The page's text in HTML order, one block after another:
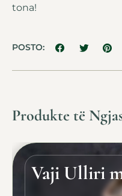
tona!
POSTO:
Produkte të
Vaji Ulliri